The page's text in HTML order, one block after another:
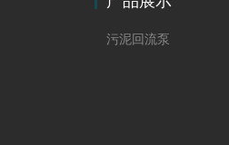
污泥回流泵